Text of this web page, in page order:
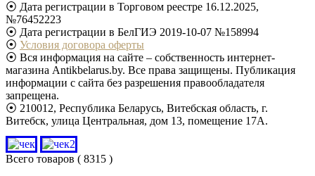
⦿ Дата регистрации в Торговом реестре 16.12.2025,
№76452223
⦿ Дата регистрации в БелГИЭ 2019-10-07 №158994
⦿ Условия договора оферты
⦿ Вся информация на сайте – собственность интернет-
магазина Antikbelarus.by. Все права защищены. Публикация
информации с сайта без разрешения правообладателя
запрещена.
⦿ 210012, Республика Беларусь, Витебская область, г.
Витебск, улица Центральная, дом 13, помещение 17А.
Всего товаров ( 8315 )